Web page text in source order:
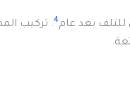
بعد عام4. تركيب